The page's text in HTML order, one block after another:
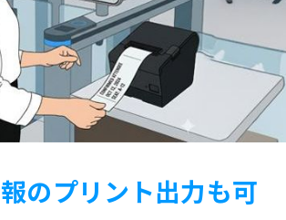
のプリント出力も可